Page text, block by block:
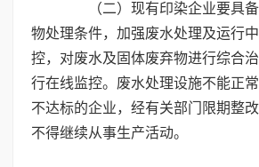
（二）现有印染企业要具备
物处理条件，加强废水处理及运行
控，对废水及固体废弃物进行综合
行在线监控。废水处理设施不能正
不达标的企业，经有关部门限期整改
不得继续从事生产活动。